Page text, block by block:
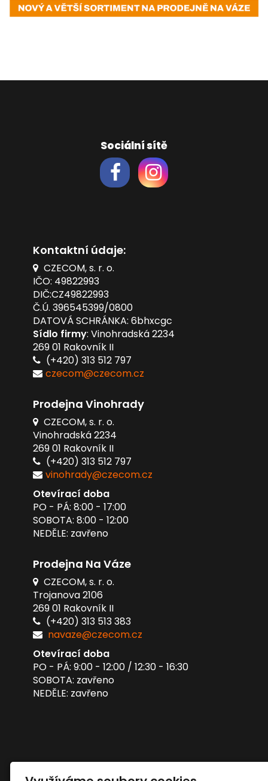
Sociální sítě
Kontaktní údaje:
CZECOM, s. r. o.
IČO: 49822993
DIČ:CZ49822993
Č.Ú. 396545399/0800
DATOVÁ SCHRÁNKA: 6bhxcgc
Sídlo firmy: Vinohradská 2234
269 01 Rakovník II
(+420) 313 512 797
czecom@czecom.cz
Prodejna Vinohrady
CZECOM, s. r. o.
Vinohradská 2234
269 01 Rakovník II
(+420) 313 512 797
vinohrady@czecom.cz
Otevírací doba
PO - PÁ: 8:00 - 17:00
SOBOTA: 8:00 - 12:00
NEDĚLE: zavřeno
Prodejna Na Váze
CZECOM, s. r. o.
Trojanova 2106
269 01 Rakovník II
(+420) 313 513 383
navaze@czecom.cz
Otevírací doba
PO - PÁ: 9:00 - 12:00 / 12:30 - 16:30
SOBOTA: zavřeno
NEDĚLE: zavřeno